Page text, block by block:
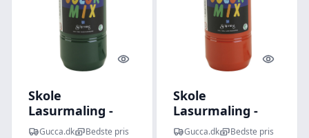
Quick look
Skole
Lasurmaling -
Grøn - 500 Ml
Gucca.dk Bedste pris
Quick
Skole
Lasurmaling -
Orange - 500 Ml
Gucca.dk Bedste pris